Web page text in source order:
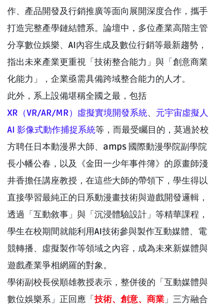
作、產品開發及行銷推廣等面向展開深度合作，攜手
打造完整產學鏈結體系。論壇中，多位產業高階主管
分享數位娛樂、AI內容生成及數位行銷等最新趨勢，
指出未來產業更重視「技術整合能力」與「創意商業
化能力」，企業亟需具備跨域整合能力的人才。
此外，系上設備堪稱全國之最，包括
XR（VR/AR/MR）虛擬實境開發系統、 元宇宙虛擬人
AI 影像式動作捕捉系統等，而最受矚目的，莫過於校
方聘任日本動漫界大師、amps 國際動漫學院副學院
長小幡公春，以及《金田一少年事件簿》的原畫師淺
井香擔任講座教授，在這些大師的帶領下，學生得以
直接學習最純正的日系動漫畫技術與遊戲開發邏輯，
透過「互動敘事」與「沉浸體驗設計」等精華課程，
學生在校期間就能利用AI技術參與製作互動媒體、電
競轉播、虛擬製作等領域之內容，成為未來新媒體與
遊戲產業爭相網羅的對象。
學術副校長侯順雄教授表示，整併後的「互動媒體與
數位娛樂系」正回應「技術、創意、商業 」三方融合